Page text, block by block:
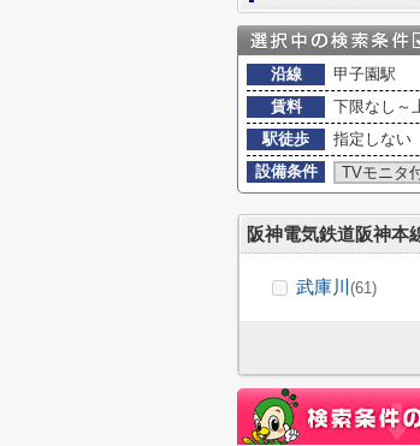
沿線
甲子園駅
賃料
下限なし～
駅徒歩
指定しない
設備条件
TVモニタ
阪神電気鉄道阪神本
武庫川 (61)